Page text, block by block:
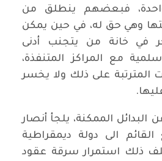
فبعضهم ينطلق من
وهي حق له، في حين يمكن
في خانة من يتجنب أدنى
مع المراكز المتنفذة،
المترتبة على ذلك ولا يخسر
الممكنة، يلجأ أنصار
الى دولة ديمقراطية
ذلك استمرار سرقة عقود